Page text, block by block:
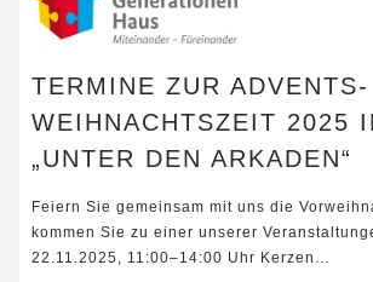
TERMINE ZUR
WEIHNACHTSZEIT 2025
„UNTER DEN ARKADEN“
Feiern Sie gemeinsam mit uns die
kommen Sie zu einer unserer
22.11.2025, 11:00–14:00 Uhr Kerzen…